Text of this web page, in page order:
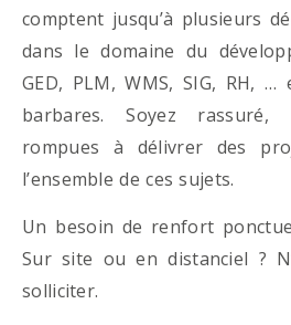
comptent jusqu’à plusieurs
dans le domaine du
GED, PLM, WMS, SIG, RH,
barbares. Soyez
rompues à délivrer des
l’ensemble de ces sujets.
Un besoin de renfort
Sur site ou en distanciel ?
solliciter.